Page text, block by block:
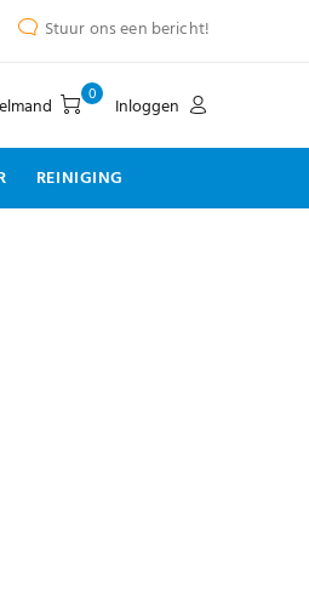
Stuur ons een bericht!
0 Inloggen
REINIGING